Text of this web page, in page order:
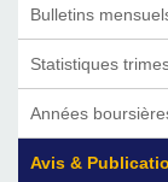
Bulletins
Statistiques
Années
Avis &